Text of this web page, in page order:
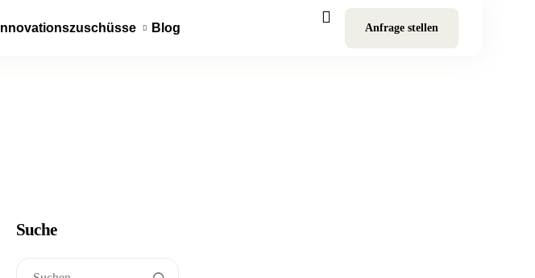
Innovationszuschüsse Blog Anfrage stellen
Suche